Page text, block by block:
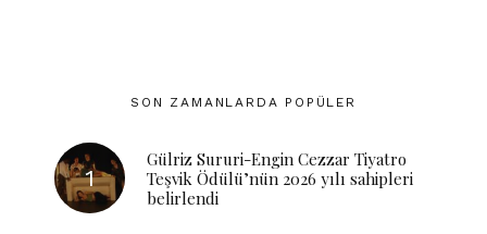
SON ZAMANLARDA POPÜLER
Gülriz Sururi-Engin Cezzar Tiyatro
Teşvik Ödülü’nün 2026 yılı sahipleri
belirlendi